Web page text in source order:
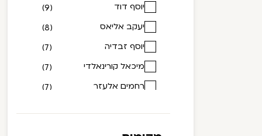
1996
(8)
1997
(7)
1998
1999
2000
יוסף דוד
(9)
יעקב אליאס
(8)
יוסף זבדיה
(7)
מיכאל קורינאלדי
(7)
רחמים אלעזר
(7)